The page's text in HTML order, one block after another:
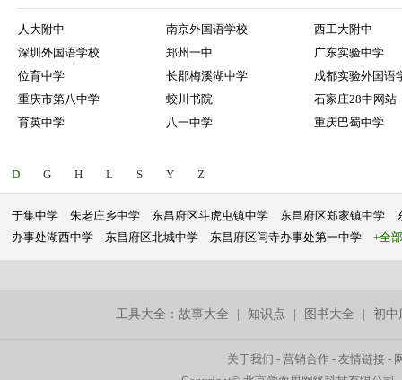
人大附中 南京外国语学校
西工大附中
深圳外国语学校
郑州一中
广东实验中学
位育中学
长郡梅溪湖中学
成都实验外国语
重庆市第八中学
蛟川书院
石家庄28中网站
育英中学
八一中学 重庆巴蜀中学
D G H L S Y Z
于集中学 朱老庄乡中学 东昌府区斗虎屯镇中学 东昌府区郑家镇中学
办事处湖西中学
东昌府区北城中学 东昌府区闫寺办事处第一中学 +全部
工具大全：故事大全 |知识点 图书大全 |初中
关于我们 -营销合作 -友情链接 -